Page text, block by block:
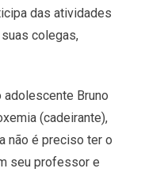
das atividades
colegas,
adolescente Bruno
(cadeirante),
não é preciso ter o
seu professor e